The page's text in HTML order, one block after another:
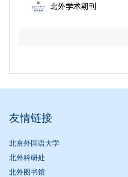
友情链接
北京外国语大学
北外科研处
北外图书馆